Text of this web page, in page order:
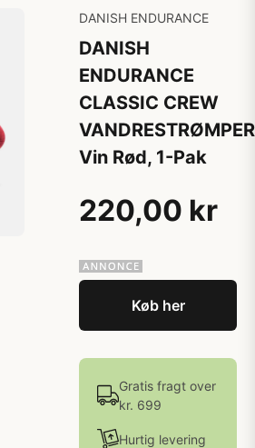
DANISH ENDURANCE
DANISH
ENDURANCE
CLASSIC CREW
Vin Rød, 1-Pak
220,00 kr
Køb her
Gratis fragt over
kr. 699
Hurtig levering